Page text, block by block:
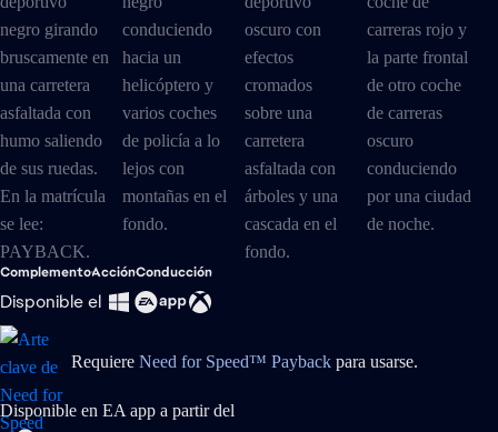
ComplementoAcciónConducción
Disponible el
Requiere Need for Speed™ Payback para usarse.
Disponible en EA app a partir del